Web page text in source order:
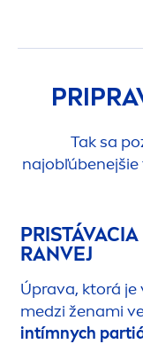
Tak sa
RANVEJ
Úprava, ktorá
medzi ženami
intímnych